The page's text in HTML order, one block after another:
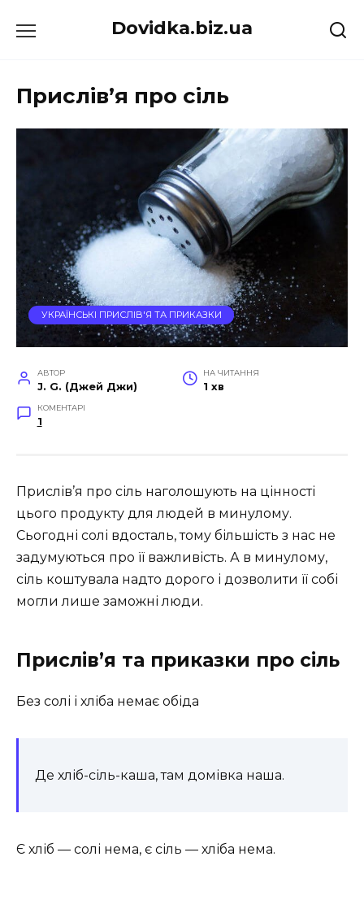
до
Dovidka.biz.ua
Прислів’я про сіль
УКРАЇНСЬКІ ПРИСЛІВ'Я ТА ПРИКАЗКИ
АВТОР
J. G. (Джей Джи)
НА ЧИТАННЯ
1 хв
КОМЕНТАРІ
1
Прислів’я про сіль наголошують на цінності
цього продукту для людей в минулому.
Сьогодні солі вдосталь, тому більшість з нас не
задумуються про її важливість. А в минулому,
сіль коштувала надто дорого і дозволити її собі
могли лише заможні люди.
Прислів’я та приказки про сіль
Без солі і хліба немає обіда
Де хліб-сіль-каша, там домівка наша.
Є хліб — солі нема, є сіль — хліба нема.